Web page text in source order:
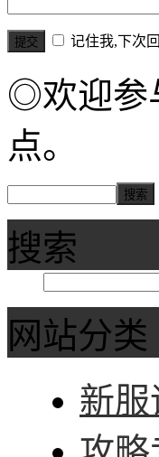
记住我,下次
◎欢迎参
点。
搜索
网站分类
新服